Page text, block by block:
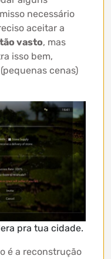
necessário
aceitar a
vasto, mas
isso bem,
(pequenas cenas)
pra tua cidade.
é a reconstrução